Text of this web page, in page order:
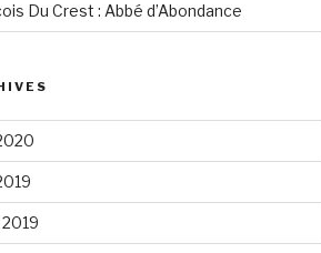
Du Crest : Abbé d’Abondance